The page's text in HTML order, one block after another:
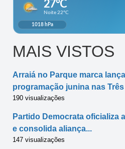
MAIS VISTOS
Arraiá no Parque marca
programação junina nas Três
190 visualizações
Partido Democrata oficializa
e consolida aliança...
147 visualizações